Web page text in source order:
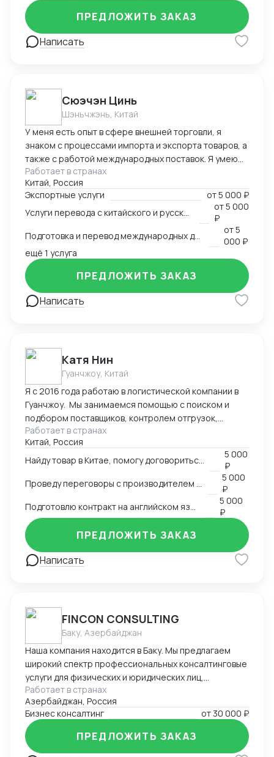
Написать
ПРЕДЛОЖИТЬ ЗАКАЗ
Cюэчэн Цинь
Шэньчжэнь, Китай
У меня есть опыт в сфере внешней торговли, я
знаком с процессами импорта и экспорта товаров, а
также с работой международных поставок. Я умею
вести переговоры с зарубежными партнерами,
заключать контракты, а также решать вопросы,
связанные с логистикой и таможней. Могу
предоставить консультации по внешней торговле.
Работает в странах
Китай, Россия
Экспортные услуги
от5 000 ₽
от5 000
₽
от5
000 ₽
ещё 1 услуга
Написать
ПРЕДЛОЖИТЬ ЗАКАЗ
Катя Нин
Гуанчжоу, Китай
Я с 2016 года работаю в логистической компании в
Гуанчжоу. Мы занимаемся помощью с поиском и
подбором поставщиков, контролем отгрузок,
проверкой качества товара. В нашей компании
работает более 10 человек и мы всегда можем вам
помочь по любым вопросам связанным с заказом
Работает в странах
Китай, Россия
5 000
₽
5 000
₽
5 000
₽
Написать
ПРЕДЛОЖИТЬ ЗАКАЗ
FINCON CONSULTING
Баку, Азербайджан
Наша компания находится в Баку. Мы предлагаем
широкий спектр профессиональных консалтинговые
услуги для физических и юридических лиц,
предпринимателей и бизнесменов на территории
Азербайджана. Портфель наших заказчиков и
клиентов в основном из стран СНГ. В список
стандартных услуг входит: - регистрация компании
на территории Азербайджана, включая открытие
Работает в странах
Азербайджан, Россия
Бизнес консалтинг
от 30 000 ₽
ПРЕДЛОЖИТЬ ЗАКАЗ